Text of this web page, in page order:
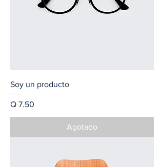
Soy un producto
Precio
Q 7.50
Agotado